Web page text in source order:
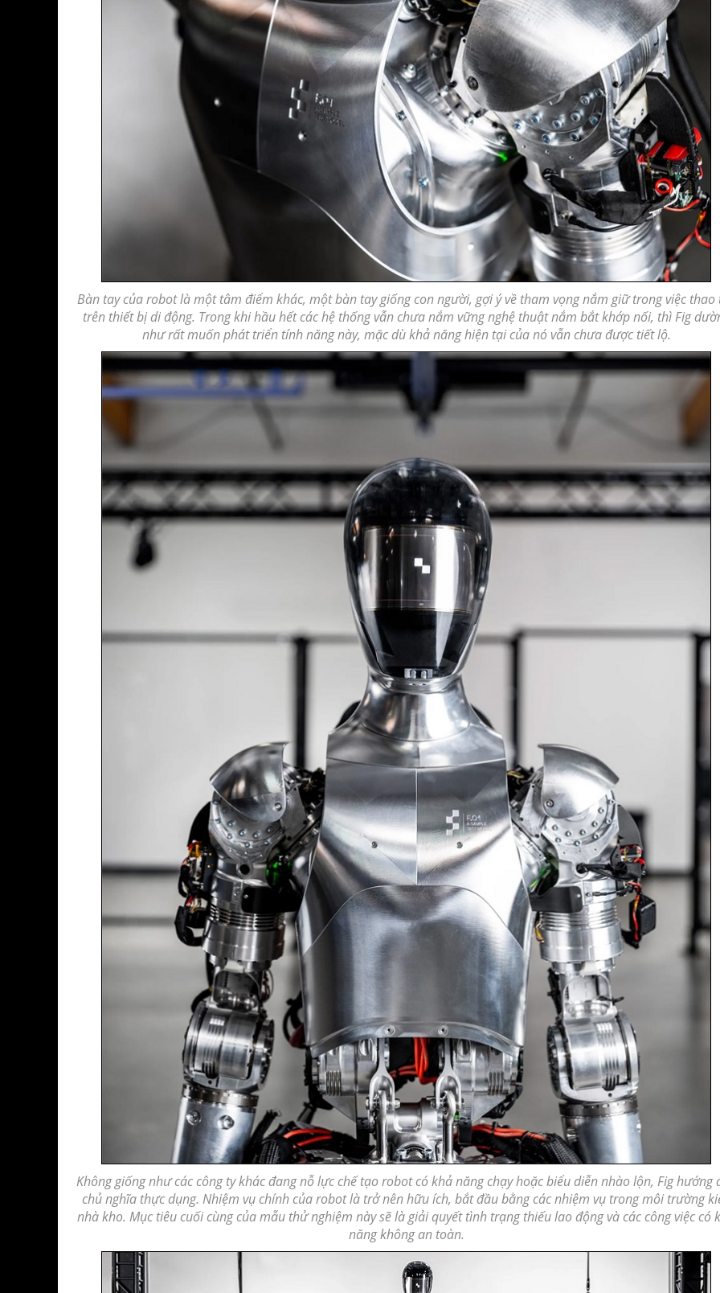
Bàn tay của robot là một tâm điểm khác, một bàn tay giống con người, gợi ý về tham vọng nắm giữ trong việc thao
trên thiết bị di động. Trong khi hầu hết các hệ thống vẫn chưa nắm vững nghệ thuật nắm bắt khớp nối, thì Fig
như rất muốn phát triển tính năngnày, mặc dù khả năng hiện tại của nó vẫn chưa được tiết lộ.
Không giống như các công ty khác đang nỗ lực chế tạo robot có khả năng chạy hoặc biểu diễn nhào lộn, Fig hướng
chủ nghĩa thực dụng. Nhiệm vụ chính của robot là trở nên hữu ích, bắt đầu bằng các nhiệm vụ trong môi trường
nhà kho. Mục tiêu cuối cùng của mẫu thử nghiệm này sẽ là giải quyết tình trạng thiếu lao động và các công việc có
năng khôngan toàn.